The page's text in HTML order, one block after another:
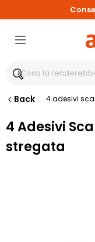
Back 4 adesivi
4 Adesivi
stregata